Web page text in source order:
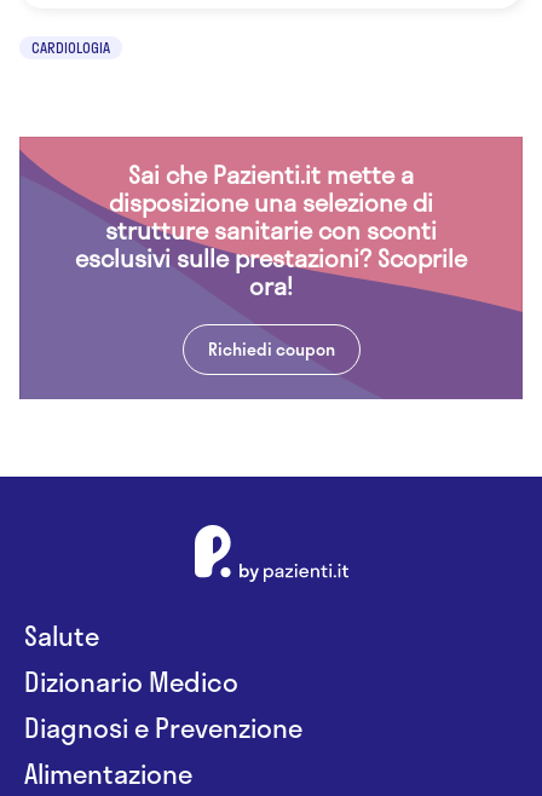
CARDIOLOGIA
Sai che Pazienti.it mette a
disposizione una selezione di
strutture sanitarie con sconti
esclusivi sulle prestazioni? Scoprile
ora!
Richiedi coupon
Salute
Dizionario Medico
Diagnosi e Prevenzione
Alimentazione